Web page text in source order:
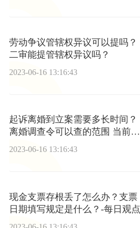
劳动争议管辖权异议可以提吗？
二审能提管辖权异议吗？
2023-06-16 13:16:43
起诉离婚到立案需要多长时间？
离婚调查令可以查的范围 当前焦
点
2023-06-16 13:16:43
现金支票存根丢了怎么办？支票
日期填写规定是什么？-每日观点